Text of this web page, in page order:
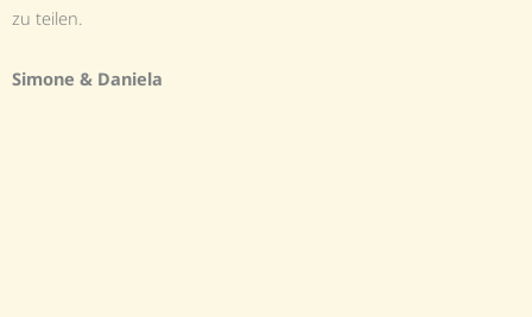
zu teilen.
Simone & Daniela